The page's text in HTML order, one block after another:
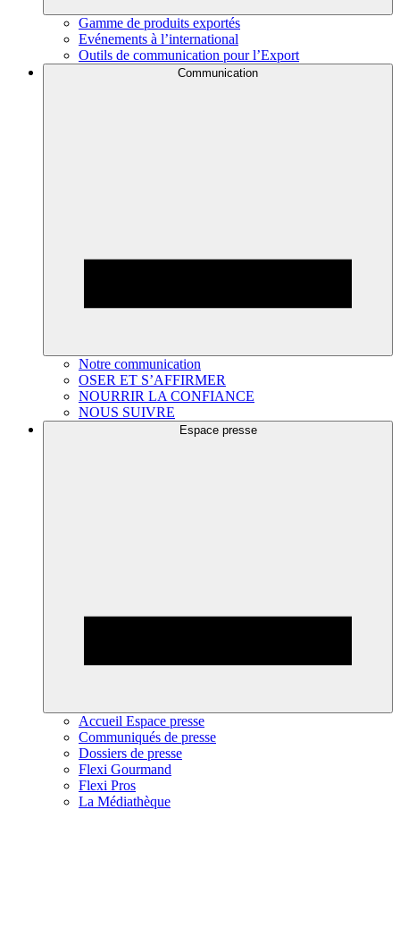
Gamme de produits exportés
Evénements à l’international
Outils de communication pour l’Export
Communication
Notre communication
OSER ET S’AFFIRMER
NOURRIR LA CONFIANCE
NOUS SUIVRE
Espace presse
Accueil Espace presse
Communiqués de presse
Dossiers de presse
Flexi Gourmand
Flexi Pros
La Médiathèque